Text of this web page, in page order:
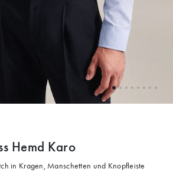
Hemd Karo
in Kragen, Manschetten und Knopfleiste